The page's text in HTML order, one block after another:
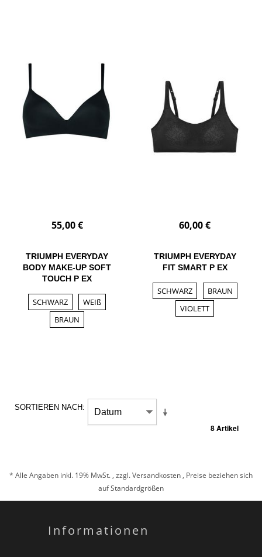
55,00 €
TRIUMPH EVERYDAY
BODY MAKE-UP SOFT
TOUCH P EX
SCHWARZ
WEIß
BRAUN
60,00 €
TRIUMPH EVERYDAY
FIT SMART P EX
SCHWARZ
BRAUN
VIOLETT
SORTIEREN NACH
8 Artikel
* Alle Angaben inkl. 19% MwSt. , zzgl.Versandkosten , Preise beziehen sich
auf Standardgrößen
Informationen